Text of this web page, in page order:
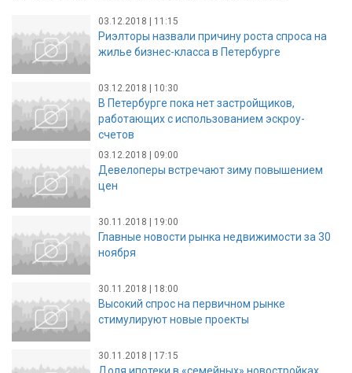
03.12.2018 | 11:15
Риэлторы назвали причину роста спроса на
жилье бизнес-класса в Петербурге
03.12.2018 | 10:30
В Петербурге пока нет застройщиков,
работающих с использованием эскроу-
счетов
03.12.2018 | 09:00
Девелоперы встречают зиму повышением
цен
30.11.2018 | 19:00
Главные новости рынка недвижимости за 30
ноября
30.11.2018 | 18:00
Высокий спрос на первичном рынке
стимулируют новые проекты
30.11.2018 | 17:15